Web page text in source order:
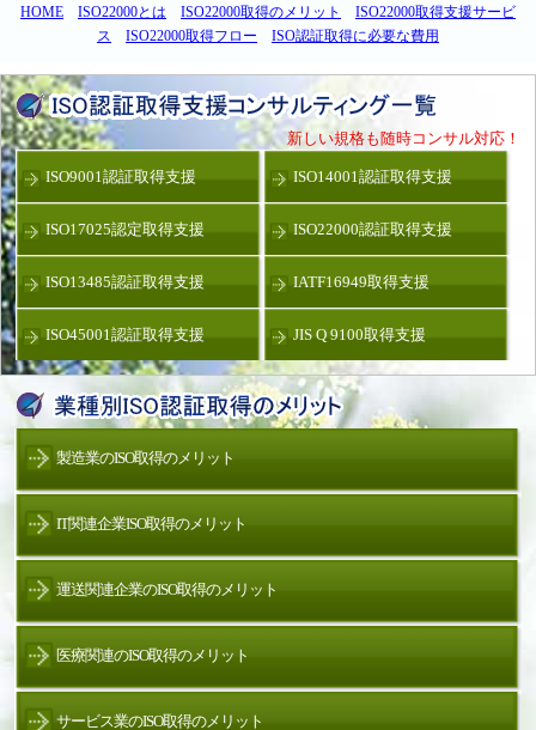
HOME ISO22000とは ISO22000取得のメリット
ISO22000取得支援サービ
ス
ISO22000取得フロー ISO認証取得に必要な費用
新しい規格も随時コンサル対応！
ISO9001認証取得支援 ISO14001認証取得支援
ISO17025認定取得支援 ISO22000認証取得支援
ISO13485認証取得支援 IATF16949取得支援
ISO45001認証取得支援 JIS Q 9100取得支援
製造業のISO取得のメリット
IT関連企業ISO取得のメリット
運送関連企業のISO取得のメリット
医療関連のISO取得のメリット
サービス業のISO取得のメリット